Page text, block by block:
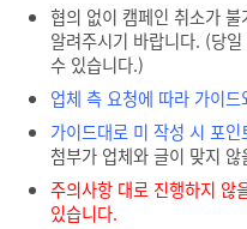
협의 없이 캠페인 취소가
알려주시기 바랍니다. (당
수 있습니다.)
업체 측 요청에 따라 가이
가이드대로 미 작성 시 포
첨부가 업체와 글이 맞지 않
주의사항 대로 진행하지 않
있습니다.